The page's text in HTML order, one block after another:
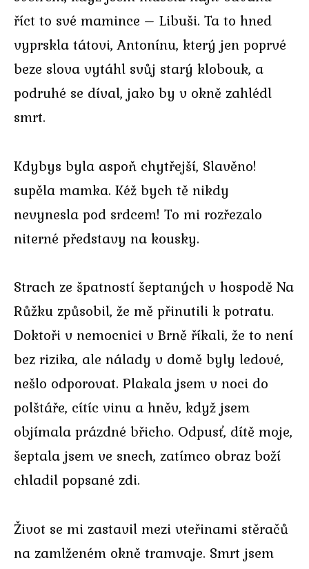
říct to své mamince – Libuši. Ta to hned
vyprskla tátovi, Antonínu, který jen poprvé
beze slova vytáhl svůj starý klobouk, a
podruhé se díval, jako by v okně zahlédl
smrt.
Kdybys byla aspoň chytřejší, Slavěno!
supěla mamka. Kéž bych tě nikdy
nevynesla pod srdcem! To mi rozřezalo
niterné představy na kousky.
Strach ze špatností šeptaných v hospodě Na
Růžku způsobil, že mě přinutili k potratu.
Doktoři v nemocnici v Brně říkali, že to není
bez rizika, ale nálady v domě byly ledové,
nešlo odporovat. Plakala jsem v noci do
polštáře, cítíc vinu a hněv, když jsem
objímala prázdné břicho. Odpusť, dítě moje,
šeptala jsem ve snech, zatímco obraz boží
chladil popsané zdi.
Život se mi zastavil mezi vteřinami stěračů
na zamlženém okně tramvaje. Smrt jsem